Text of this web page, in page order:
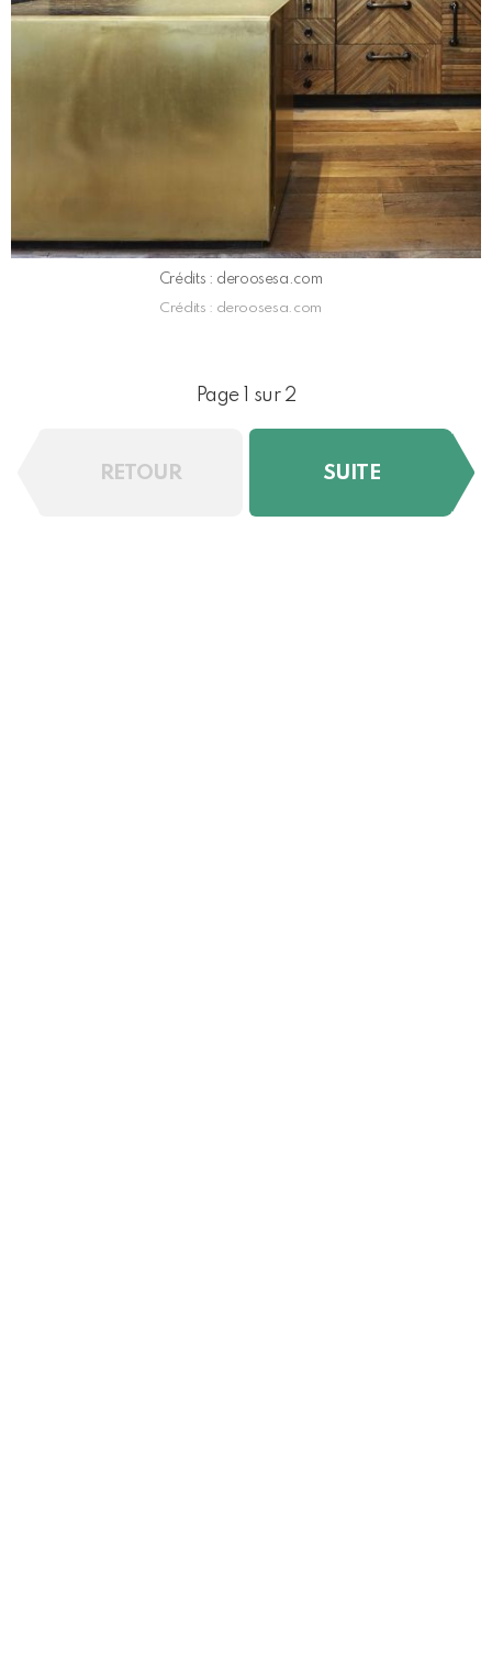
Crédits : deroosesa.com
Crédits : deroosesa.com
Page 1 sur 2
RETOUR SUITE